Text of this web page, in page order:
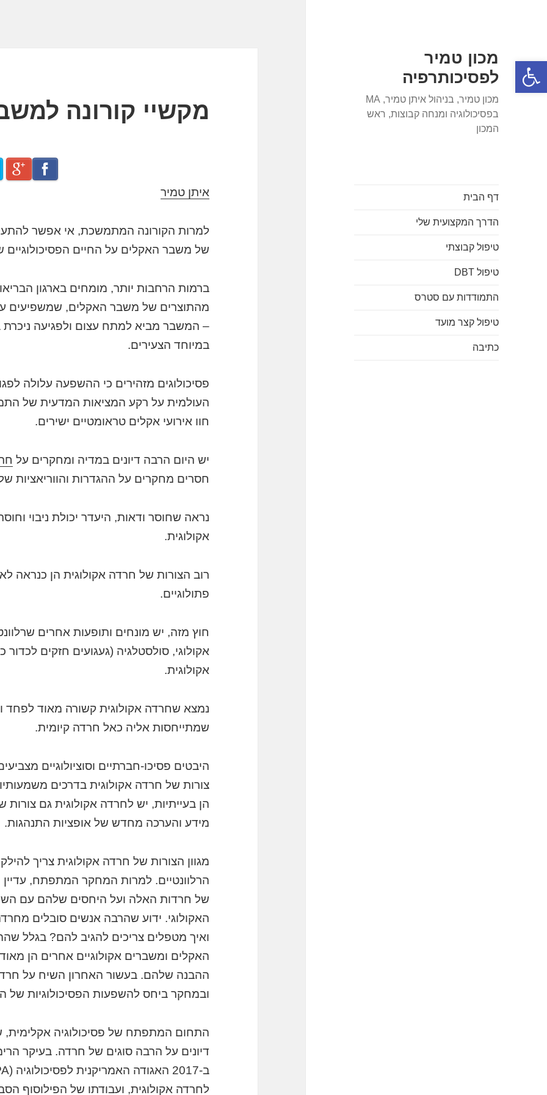
פתח סרגל נגישותמכון טמיר
לפסיכותרפיה
מכון טמיר, בניהול איתן טמיר, MA
בפסיכולוגיה ומנחה קבוצות, ראש
המכון
דף הבית
הדרך המקצועית שלי
טיפול קבוצתי
טיפול DBT
התמודדות עם סטרס
טיפול קצר מועד
כתיבה
מקשיי קורונה
איתן טמיר
למרות הקורונה המתמשכת, אי אפשר
של משבר האקלים על החיים הפסיכולוגיים
ברמות הרחבות יותר, מומחים בארגון
מהתוצרים של משבר האקלים, שמשפיעים
– המשבר מביא למתח עצום ולפגיעה ניכרת
במיוחד הצעירים.
פסיכולוגים מזהירים כי ההשפעה עלולה
העולמית על רקע המציאות המדעית של
חוו אירועי אקלים טראומטיים ישירים.
יש היום הרבה דיונים במדיה ומחקרים על
חסרים מחקרים על ההגדרות והווריאציות
נראה שחוסר ודאות, היעדר יכולת ניבוי
אקולוגית.
רוב הצורות של חרדה אקולוגית הן כנראה
פתולוגיים.
חוץ מזה, יש מונחים ותופעות אחרים
אקולוגי, סולסטלגיה (געגועים חזקים
אקולוגית.
נמצא שחרדה אקולוגית קשורה מאוד לפחד
שמתייחסות אליה כאל חרדה קיומית.
היבטים פסיכו-חברתיים וסוציולוגיים
צורות של חרדה אקולוגית בדרכים
הן בעייתיות, יש לחרדה אקולוגית גם
מידע והערכה מחדש של אופציות התנהגות.
מגוון הצורות של חרדה אקולוגית צריך
הרלוונטיים. למרות המחקר המתפתח,
של חרדות האלה ועל היחסים שלהם עם
האקולוגי. ידוע שהרבה אנשים סובלים
ואיך מטפלים צריכים להגיב להם? בגלל
האקלים ומשברים אקולוגיים אחרים הן
ההבנה שלהם. בעשור האחרון השיח על
ובמחקר ביחס להשפעות הפסיכולוגיות של
התחום המתפתח של פסיכולוגיה
דיונים על הרבה סוגים של חרדה. בעיקר
לחרדה אקולוגית, ועבודתו של הפילוסוף